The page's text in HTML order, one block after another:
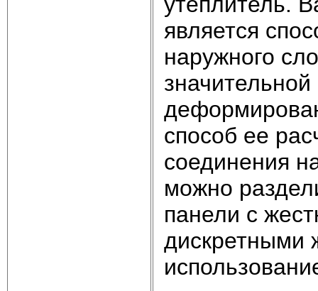
является
наружного
способ ее
соединения
можно
панели с
дискретными